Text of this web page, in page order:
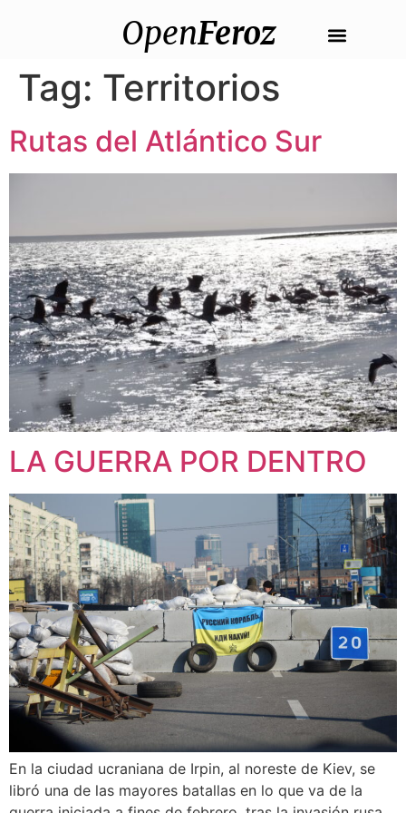
OpenFeroz
Tag: Territorios
Rutas del Atlántico Sur
LA GUERRA POR DENTRO
En la ciudad ucraniana de Irpin, al noreste de Kiev, se
libró una de las mayores batallas en lo que va de la